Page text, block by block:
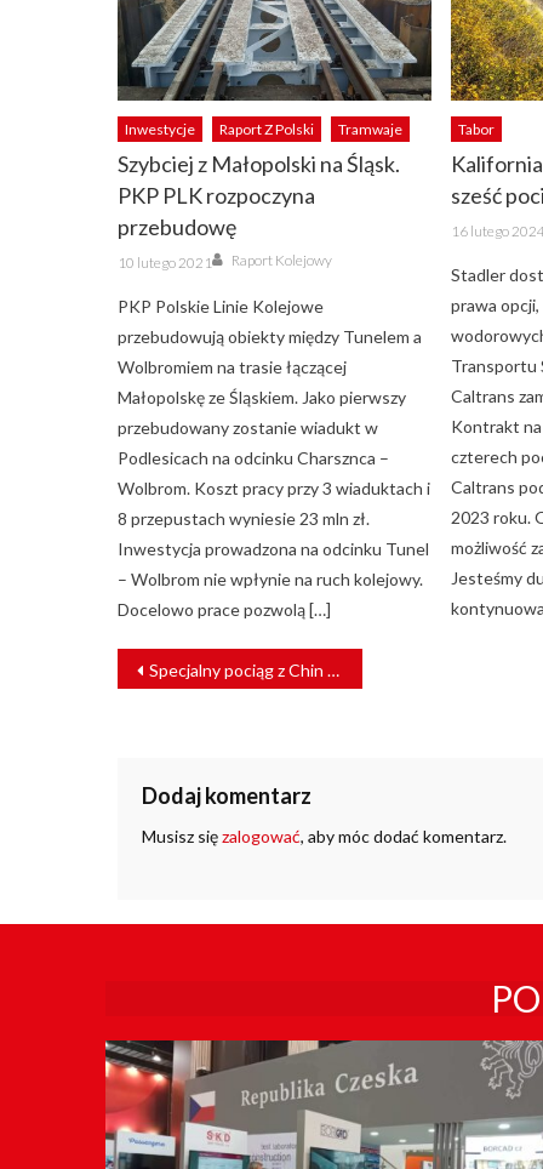
Inwestycje Raport Z Polski Tramwaje
Szybciej z Małopolski na Śląsk.
PKP PLK rozpoczyna
przebudowę
Posted
on
10 lutego 2021 Author
Raport Kolejowy
PKP Polskie Linie Kolejowe
przebudowują obiekty między Tunelem a
Wolbromiem na trasie łączącej
Małopolskę ze Śląskiem. Jako pierwszy
przebudowany zostanie wiadukt w
Podlesicach na odcinku Charsznca –
Wolbrom. Koszt pracy przy 3 wiaduktach i
8 przepustach wyniesie 23 mln zł.
Inwestycja prowadzona na odcinku Tunel
– Wolbrom nie wpłynie na ruch kolejowy.
Docelowo prace pozwolą […]
Tabor
sześć
Posted
on
16 lutego
Stadler
prawa
Transportu
Caltrans
Kontrakt
czterech
Caltrans
2023 roku.
możliwość
Jesteśmy
NAWIGACJA
WPISU
Specjalny pociąg z Chin przywiózł do Polski artykuły medyczne [ZDJĘCIA]
Dodaj komentarz
Musisz sięzalogować, aby móc dodać komentarz.